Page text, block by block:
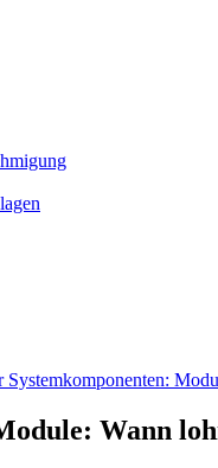
Systemkomponenten:
Wann